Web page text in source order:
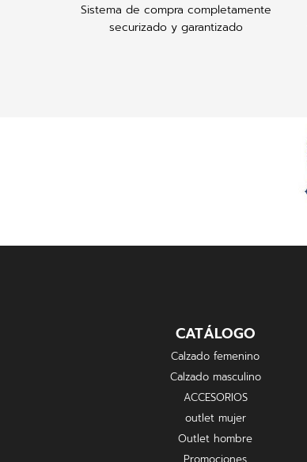
Sistema de compra completamente
securizado y garantizado
CATÁLOGO
Calzado femenino
Calzado masculino
ACCESORIOS
outlet mujer
Outlet hombre